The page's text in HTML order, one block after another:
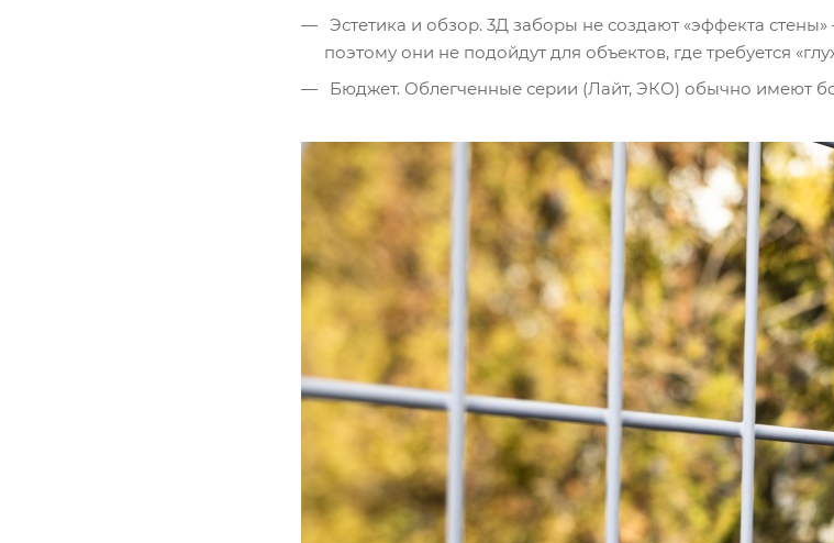
Эстетика и обзор. 3Д заборы не создают «эффекта
поэтому они не подойдут для объектов, где требуется
Бюджет. Облегченные серии (Лайт, ЭКО) обычно имеют